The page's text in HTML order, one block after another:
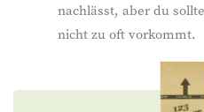
nachlässt, aber du
nicht zu oft vorkommt.